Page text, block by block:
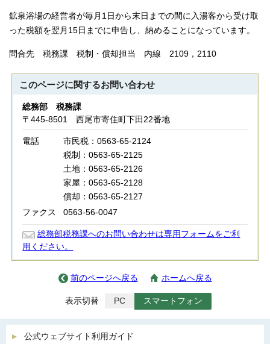
鉱泉浴場の経営者が毎月1日から末日までの間に入湯客から受け取
った税額を翌月15日までに申告し、納めることになっています。
問合先 税務課 税制・償却担当 内線 2109，2110
このページに関するお問い合わせ
総務部 税務課
〒445-8501 西尾市寄住町下田22番地
電話
市民税：0563-65-2124
税制：0563-65-2125
土地：0563-65-2126
家屋：0563-65-2128
償却：0563-65-2127
ファクス
0563-56-0047
総務部税務課へのお問い合わせは専用フォームをご利
用ください。
前のページへ戻る ホームへ戻る
表示切替 PC スマートフォン
公式ウェブサイト利用ガイド